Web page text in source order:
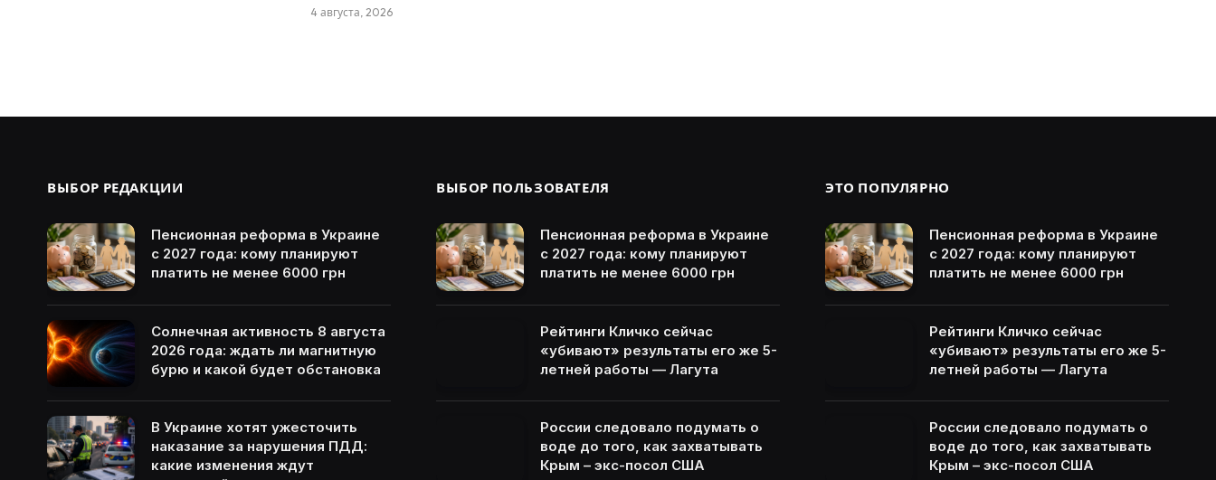
4 августа, 2026
ВЫБОР РЕДАКЦИИ
Пенсионная реформа в Украине
с 2027 года: кому планируют
платить не менее 6000 грн
Солнечная активность 8 августа
2026 года: ждать ли магнитную
бурю и какой будет обстановка
В Украине хотят ужесточить
наказание за нарушения ПДД:
какие изменения ждут
ВЫБОР ПОЛЬЗОВАТЕЛЯ
Пенсионная реформа в Украине
с 2027 года: кому планируют
платить не менее 6000 грн
Рейтинги Кличко сейчас
«убивают» результаты его же 5-
летней работы — Лагута
России следовало подумать о
воде до того, как захватывать
Крым – экс-посол США
ЭТО ПОПУЛЯРНО
Пенсионная реформа в Украине
с 2027 года: кому планируют
платить не менее 6000 грн
Рейтинги Кличко сейчас
«убивают» результаты его же 5-
летней работы — Лагута
России следовало подумать о
воде до того, как захватывать
Крым – экс-посол США